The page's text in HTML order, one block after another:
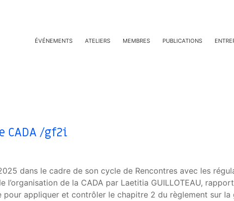
ÉVÉNEMENTS ATELIERS MEMBRES PUBLICATIONS
CADA /gf2i
dans le cadre de son cycle de Rencontres avec les
l’organisation de la CADA par Laetitia GUILLOTEAU,
appliquer et contrôler le chapitre 2 du règlement sur